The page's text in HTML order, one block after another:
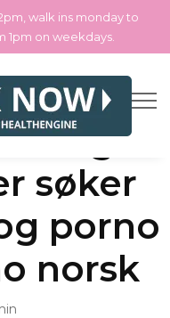
walk ins monday to
1pm on weekdays.
søker
porno
norsk